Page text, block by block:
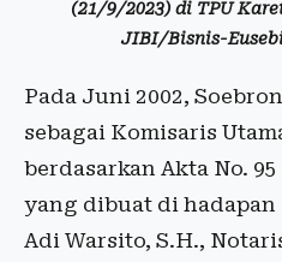
(21/9/2023) di TPU
JIBI/Bisnis-
Pada Juni 2002,
sebagai Komisaris
berdasarkan Akta No.
yang dibuat di
Adi Warsito, S.H.,